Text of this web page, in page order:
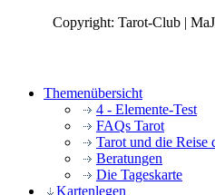
Copyright: Tarot-Club |
Themenübersicht
4 - Elemente-Test
FAQs Tarot
Tarot und die
Beratungen
Die Tageskarte
Kartenlegen